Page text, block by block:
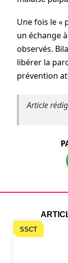
Une fois le «
un échange
observés.
libérer la
prévention
Article
SSCT